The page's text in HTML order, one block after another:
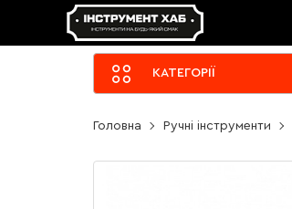
КАТЕГОРІЇ
Головна Ручні інструменти